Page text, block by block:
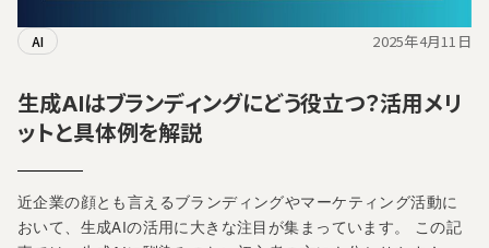
AI 2025年4月11日
生成AIはブランディングにどう役立つ？活用メリ
ットと具体例を解説
近企業の顔とも言えるブランディングやマーケティング活動に
おいて、生成AIの活用に大きな注目が集まっています。 この記